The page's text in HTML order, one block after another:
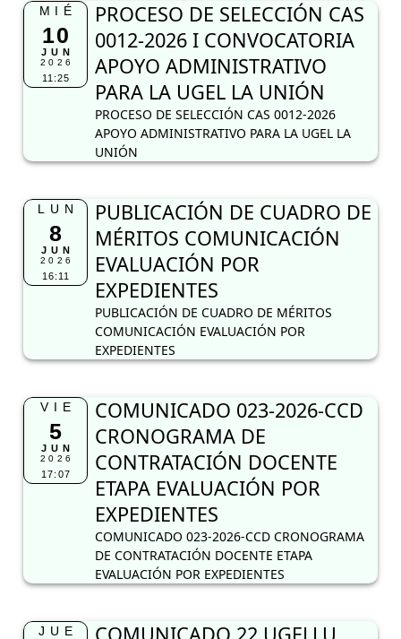
MIÉ
10
JUN
2026
11:25
PROCESO DE SELECCIÓN CAS
0012-2026 I CONVOCATORIA
APOYO ADMINISTRATIVO
PARA LA UGEL LA UNIÓN
PROCESO DE SELECCIÓN CAS 0012-2026
APOYO ADMINISTRATIVO PARA LA UGEL LA
UNIÓN
LUN
8
JUN
2026
16:11
PUBLICACIÓN DE CUADRO DE
MÉRITOS COMUNICACIÓN
EVALUACIÓN POR
EXPEDIENTES
PUBLICACIÓN DE CUADRO DE MÉRITOS
COMUNICACIÓN EVALUACIÓN POR
EXPEDIENTES
VIE
5
JUN
2026
17:07
COMUNICADO 023-2026-CCD
CRONOGRAMA DE
CONTRATACIÓN DOCENTE
ETAPA EVALUACIÓN POR
EXPEDIENTES
COMUNICADO 023-2026-CCD CRONOGRAMA
DE CONTRATACIÓN DOCENTE ETAPA
EVALUACIÓN POR EXPEDIENTES
JUE